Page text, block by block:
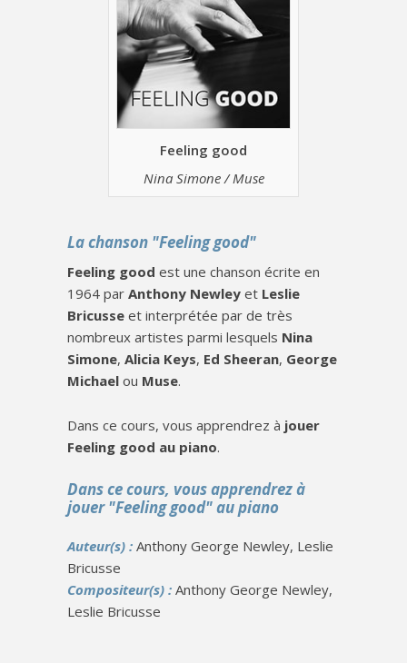
Feeling good
Nina Simone / Muse
La chanson "Feeling good"
Feeling good est une chanson écrite en
1964 par Anthony Newley et Leslie
Bricusse et interprétée par de très
nombreux artistes parmi lesquels Nina
Simone, Alicia Keys, Ed Sheeran, George
Michael ou Muse.
Dans ce cours, vous apprendrez à jouer
Feeling good au piano.
Dans ce cours, vous apprendrez à
jouer "Feeling good" au piano
Auteur(s) : Anthony George Newley, Leslie
Bricusse
Compositeur(s) : Anthony George Newley,
Leslie Bricusse